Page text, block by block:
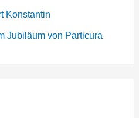
Konstantin
Jubiläum von Particura